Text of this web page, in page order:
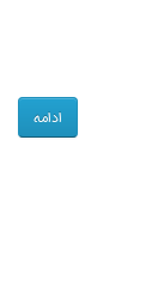
ادامه